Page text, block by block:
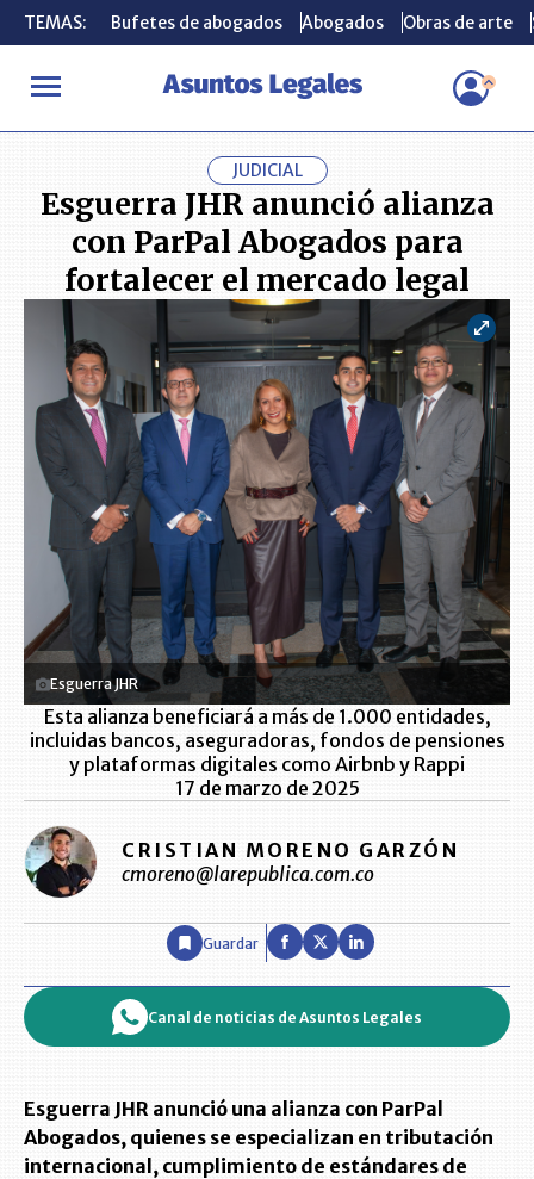
TEMAS: Bufetes de abogados Abogados Obras de arte
INICIO ACTUALIDAD Esguerra JHR anunció alianza con
TEMAS: Bufetes de abogados Abogados Obras de arte
JUDICIAL
Esguerra JHR anunció alianza
con ParPal Abogados para
fortalecer el mercado legal
Esguerra JHR
Esta alianza beneficiará a más de 1.000 entidades,
incluidas bancos, aseguradoras, fondos de pensiones
y plataformas digitales como Airbnb y Rappi
17 de marzo de 2025
CRISTIAN MORENO GARZÓN
cmoreno@larepublica.com.co
Guardar
Canal de noticias de Asuntos Legales
Esguerra JHR anunció una alianza con ParPal
Abogados, quienes se especializan en tributación
internacional, cumplimiento de estándares de